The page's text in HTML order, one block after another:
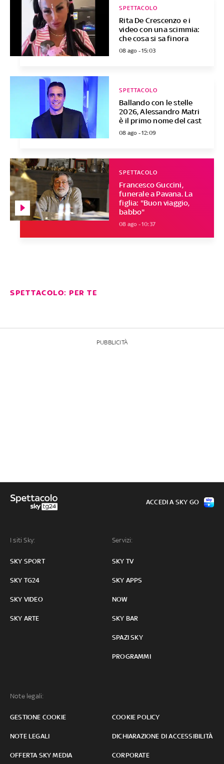
Rita De Crescenzo e i
video con una scimmia:
che cosa si sa finora
SPETTACOLO
08 ago - 15:03
Ballando con le stelle
2026, Alessandro Matri
è il primo nome del cast
SPETTACOLO
08 ago - 12:09
Francesco Guccini,
funerale a Pavana. La
figlia: "Buon viaggio,
babbo"
SPETTACOLO
08 ago - 10:37
SPETTACOLO: PER TE
PUBBLICITÀ
I siti Sky:
SKY SPORT
SKY TG24
SKY VIDEO
SKY ARTE
Servizi:
SKY TV
SKY APPS
NOW
SKY BAR
SPAZI SKY
PROGRAMMI
Note legali:
GESTIONE COOKIE COOKIE POLICY
NOTE LEGALI DICHIARAZIONE DI ACCESSIBILITÀ
OFFERTA SKY MEDIA CORPORATE
ACCEDI A SKY GO